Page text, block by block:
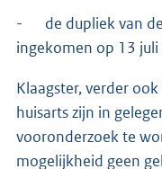
- de dupliek van de
ingekomen op 13
Klaagster, verder
huisarts zijn in
vooronderzoek te
mogelijkheid geen